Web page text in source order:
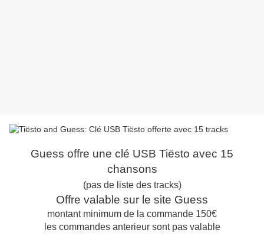
Guess offre une clé USB Tiësto avec 15
chansons
(pas de liste des tracks)
Offre valable sur le site Guess
montant minimum de la commande 150€
les commandes anterieur sont pas valable